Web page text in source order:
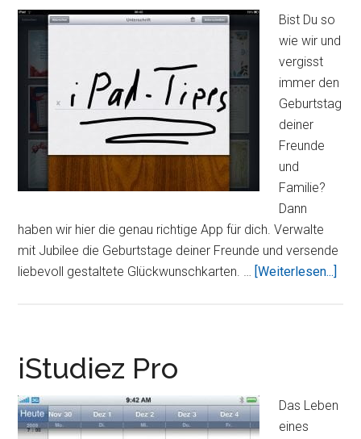
VeranstaltungenBist Du so
wie wir und
vergisst
immer den
Geburtstag
deiner
Freunde
und
Familie?
Dann
haben wir hier die genau richtige App für dich. Verwalte
mit Jubilee die Geburtstage deiner Freunde und versende
liebevoll gestaltete Glückwunschkarten. … [Weiterlesen...]
iStudiez Pro
Das Leben
eines